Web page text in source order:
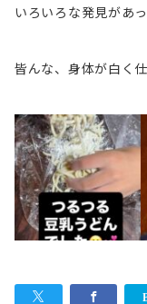
いろいろな発見があ
皆んな、身体が白く